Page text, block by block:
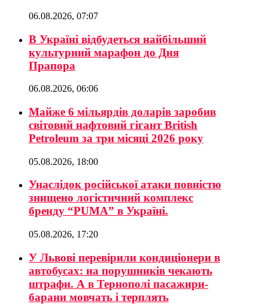
06.08.2026, 07:07
В Україні відбудеться найбільший
культурний марафон до Дня
Прапора
06.08.2026, 06:06
Майже 6 мільярдів доларів заробив
світовий нафтовий гігант British
Petroleum за три місяці 2026 року
05.08.2026, 18:00
Унаслідок російської атаки повністю
знищено логістичний комплекс
бренду “PUMA” в Україні.
05.08.2026, 17:20
У Львові перевірили кондиціонери в
автобусах: на порушників чекають
штрафи. А в Тернополі пасажири-
барани мовчать і терплять